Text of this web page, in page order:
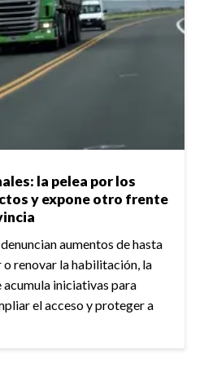
la pelea por los
y expone otro frente
aumentos de hasta
renovar la habilitación, la
iniciativas para
el acceso y proteger a